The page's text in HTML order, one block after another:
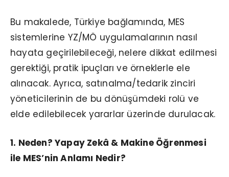
Bu makalede, Türkiye bağlamında, MES
sistemlerine YZ/MÖ uygulamalarının nasıl
hayata geçirilebileceği, nelere dikkat edilmesi
gerektiği, pratik ipuçları ve örneklerle ele
alınacak. Ayrıca, satınalma/tedarik zinciri
yöneticilerinin de bu dönüşümdeki rolü ve
elde edilebilecek yararlar üzerinde durulacak.
1. Neden? Yapay Zekâ & Makine Öğrenmesi
ile MES’nin Anlamı Nedir?